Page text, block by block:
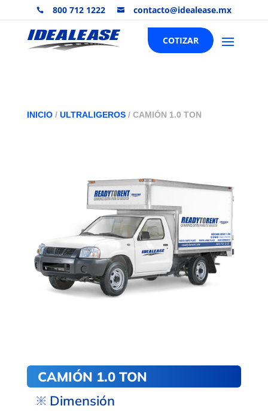
 800 712 1222  contacto@idealease.mx
COTIZAR
INICIO/ ULTRALIGEROS/ CAMIÓN 1.0 TON
CAMIÓN 1.0 TON
Dimensión